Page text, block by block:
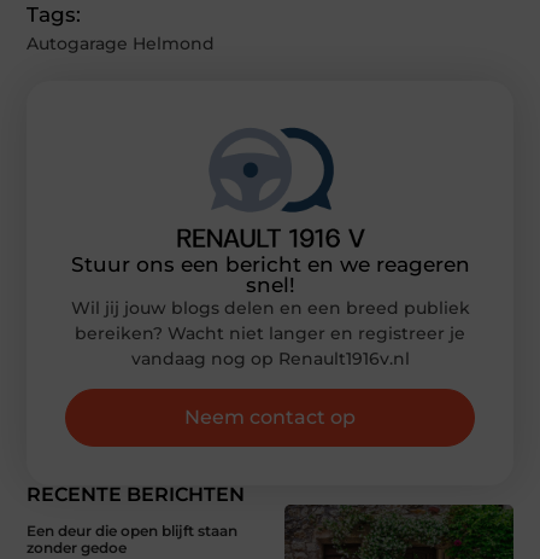
Tags:
Autogarage Helmond
RECENTE BERICHTEN
Een deur die open blijft staan
zonder gedoe
Stuur ons een bericht en we reageren
snel!
Wil jij jouw blogs delen en een breed publiek
bereiken? Wacht niet langer en registreer je
vandaag nog op Renault1916v.nl
Neem contact op